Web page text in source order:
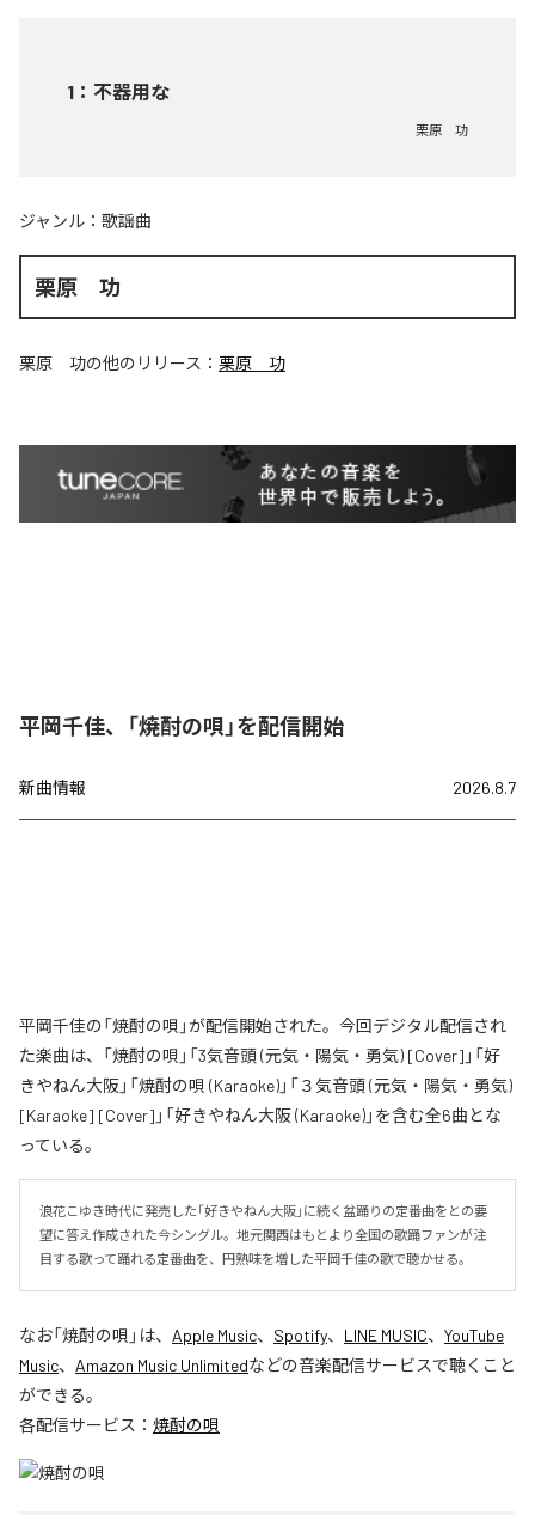
1 ： 不器用な
栗原 功
ジャンル： 歌謡曲
栗原 功
栗原 功の他のリリース： 栗原 功
平岡千佳、「焼酎の唄」を配信開始
新曲情報 2026.8.7
平岡千佳の「焼酎の唄」が配信開始された。今回デジタル配信され
た楽曲は、「焼酎の唄」「3気音頭 (元気・陽気・勇気) [Cover]」「好
きやねん大阪」「焼酎の唄 (Karaoke)」「３気音頭 (元気・陽気・勇気)
[Karaoke] [Cover]」「好きやねん大阪 (Karaoke)」を含む全6曲とな
っている。
浪花こゆき時代に発売した「好きやねん大阪」に続く盆踊りの定番曲をとの要
望に答え作成された今シングル。地元関西はもとより全国の歌踊ファンが注
目する歌って踊れる定番曲を、円熟味を増した平岡千佳の歌で聴かせる。
なお「焼酎の唄 」は、 Apple Music、 Spotify、 LINE MUSIC、 YouTube
Music、 Amazon Music Unlimitedなどの音楽配信サービスで聴くこと
ができる。
各配信サービス： 焼酎の唄